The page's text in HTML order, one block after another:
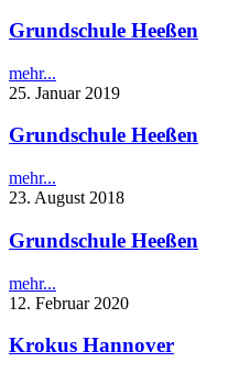
Grundschule Heeßen
mehr...
25. Januar 2019
Grundschule Heeßen
mehr...
23. August 2018
Grundschule Heeßen
mehr...
12. Februar 2020
Krokus Hannover